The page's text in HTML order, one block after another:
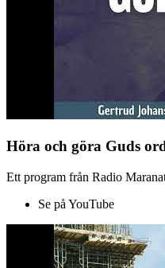
Höra och göra Guds
Ett program från Radio
Se på YouTube